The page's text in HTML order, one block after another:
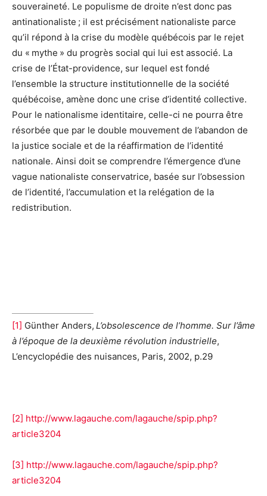
souveraineté. Le populisme de droite n’est donc pas
antinationaliste ; il est précisément nationaliste parce
qu’il répond à la crise du modèle québécois par le rejet
du « mythe » du progrès social qui lui est associé. La
crise de l’État-providence, sur lequel est fondé
l’ensemble la structure institutionnelle de la société
québécoise, amène donc une crise d’identité collective.
Pour le nationalisme identitaire, celle-ci ne pourra être
résorbée que par le double mouvement de l’abandon de
la justice sociale et de la réaffirmation de l’identité
nationale. Ainsi doit se comprendre l’émergence d’une
vague nationaliste conservatrice, basée sur l’obsession
de l’identité, l’accumulation et la relégation de la
redistribution.
[1] Günther Anders, L’obsolescence de l’homme. Sur l’âme
à l’époque de la deuxième révolution industrielle,
L’encyclopédie des nuisances, Paris, 2002, p.29
[2] http://www.lagauche.com/lagauche/spip.php?
article3204
[3] http://www.lagauche.com/lagauche/spip.php?
article3204